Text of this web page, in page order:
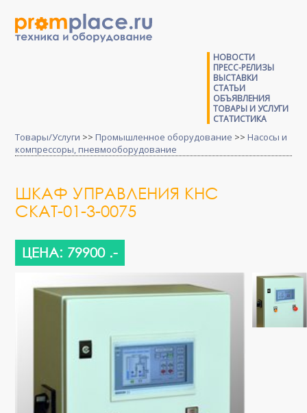
НОВОСТИ
ПРЕСС-РЕЛИЗЫ
ВЫСТАВКИ
СТАТЬИ
ОБЪЯВЛЕНИЯ
ТОВАРЫ И УСЛУГИ
СТАТИСТИКА
Товары/Услуги >> Промышленное оборудование >> Насосы и
компрессоры, пневмооборудование
ШКАФ УПРАВЛЕНИЯ КНС
СКАТ-01-3-0075
ЦЕНА: 79900 .-